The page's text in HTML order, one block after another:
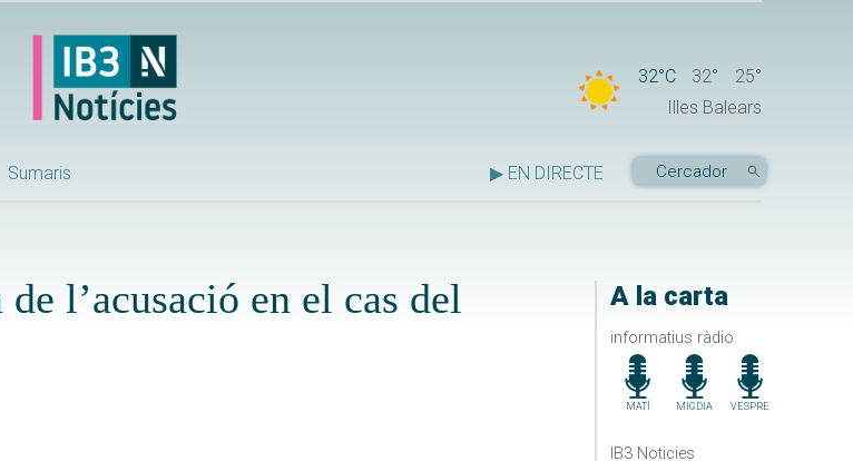
32°C 32°
25°
Illes Balears
Sumaris ▶ EN DIRECTE
A la carta
informatius ràdio
MATÍ MIGDIA VESPRE
IB3 Noticies
l’acusació en el cas del